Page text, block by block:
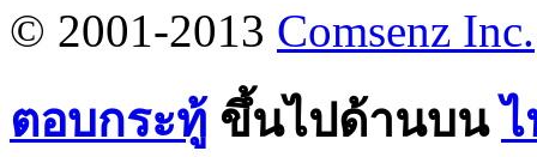
© 2001-2013 Comsenz Inc.
ตอบกระทู้ ขึ้นไปด้านบน